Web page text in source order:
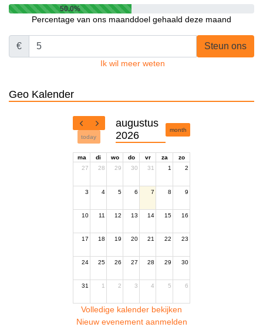
50.0%
Percentage van ons maanddoel gehaald deze maand
€ Steun ons
Ik wil meer weten
Geo Kalender
today
augustus
2026
month
ma di wo do vr za
zo
27
28 29 30 31 1 2
3 4 5 6 7 8 9
10 11 12 13 14 15 16
17 18 19 20 21 22 23
24 25 26 27 28 29 30
31 1 2 3 4 5 6
Volledige kalender bekijken
Nieuw evenement aanmelden